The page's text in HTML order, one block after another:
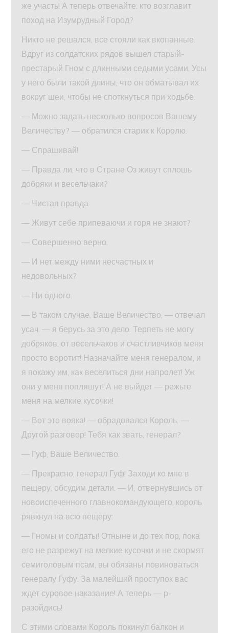
же участь! А теперь отвечайте: кто возглавит
поход на Изумрудный Город?
Никто не решался, все стояли как вкопанные.
Вдруг из солдатских рядов вышел старый-
престарый Гном с длинными седыми усами. Усы
у него были такой длины, что он обматывал их
вокруг шеи, чтобы не споткнуться при ходьбе.
— Можно задать несколько вопросов Вашему
Величеству? — обратился старик к Королю.
— Спрашивай!
— Правда ли, что в Стране Оз живут сплошь
добряки и весельчаки?
— Чистая правда.
— Живут себе припеваючи и горя не знают?
— Совершенно верно.
— И нет между ними несчастных и
недовольных?
— Ни одного.
— В таком случае, Ваше Величество, — отвечал
усач, — я берусь за это дело. Терпеть не могу
добряков, от весельчаков и счастливчиков меня
просто воротит! Назначайте меня генералом, и
я покажу им, как веселиться дни напролет! Уж
они у меня попляшут! А не выйдет — режьте
меня на мелкие кусочки!
— Вот это вояка! — обрадовался Король. —
Другой разговор! Тебя как звать, генерал?
— Гуф, Ваше Величество.
— Прекрасно, генерал Гуф! Заходи ко мне в
пещеру, обсудим детали. — И, отвернувшись от
новоиспеченного главнокомандующего, король
рявкнул на всю пещеру:
— Гномы и солдаты! Отныне и до тех пор, пока
его не разрежут на мелкие кусочки и не скормят
семиголовым псам, вы обязаны повиноваться
генералу Гуфу. За малейший проступок вас
ждет суровое наказание! А теперь — р-
разойдись!
С этими словами Король покинул балкон и